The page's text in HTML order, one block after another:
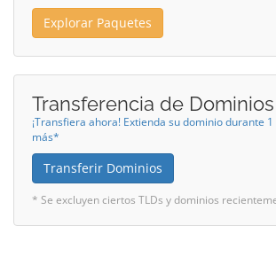
Explorar Paquetes
Transferencia de Dominios
¡Transfiera ahora! Extienda su dominio durante 1
más*
Transferir Dominios
* Se excluyen ciertos TLDs y dominios